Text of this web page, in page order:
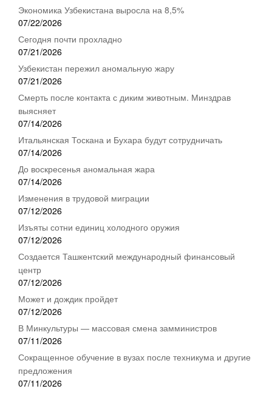
Экономика Узбекистана выросла на 8,5%
07/22/2026
Сегодня почти прохладно
07/21/2026
Узбекистан пережил аномальную жару
07/21/2026
Смерть после контакта с диким животным. Минздрав
выясняет
07/14/2026
Итальянская Тоскана и Бухара будут сотрудничать
07/14/2026
До воскресенья аномальная жара
07/14/2026
Изменения в трудовой миграции
07/12/2026
Изъяты сотни единиц холодного оружия
07/12/2026
Создается Ташкентский международный финансовый
центр
07/12/2026
Может и дождик пройдет
07/12/2026
В Минкультуры — массовая смена замминистров
07/11/2026
Сокращенное обучение в вузах после техникума и другие
предложения
07/11/2026